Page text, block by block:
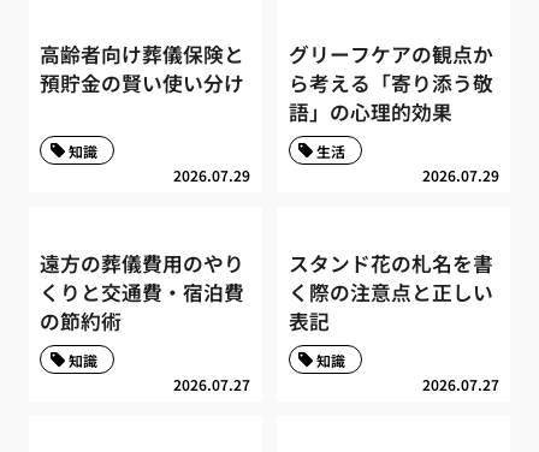
高齢者向け葬儀保険と
預貯金の賢い使い分け
2026.07.29
知識
グリーフケアの観点か
ら考える「寄り添う敬
語」の心理的効果
2026.07.29
生活
遠方の葬儀費用のやり
くりと交通費・宿泊費
の節約術
2026.07.27
知識
スタンド花の札名を書
く際の注意点と正しい
表記
2026.07.27
知識